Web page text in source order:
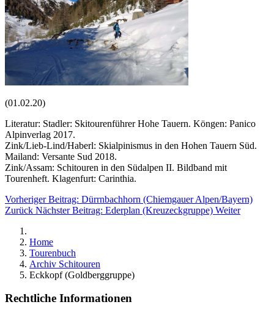
(01.02.20)
Literatur: Stadler: Skitourenführer Hohe Tauern. Köngen: Panico
Alpinverlag 2017.
Zink/Lieb-Lind/Haberl: Skialpinismus in den Hohen Tauern Süd.
Mailand: Versante Sud 2018.
Zink/Assam: Schitouren in den Südalpen II. Bildband mit
Tourenheft. Klagenfurt: Carinthia.
Vorheriger Beitrag: Dürrnbachhorn (Chiemgauer Alpen/Bayern)
Zurück Nächster Beitrag: Ederplan (Kreuzeckgruppe) Weiter
Home
Tourenbuch
Archiv Schitouren
Eckkopf (Goldberggruppe)
Rechtliche Informationen